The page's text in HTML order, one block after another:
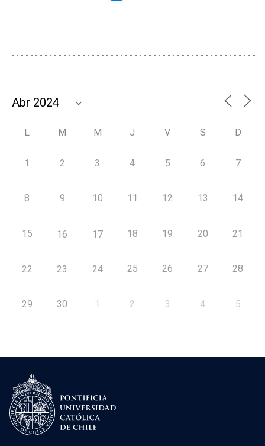
L M M J V S D
1 2 3 4 5 6 7
8 9 10 11 12 13 14
15 16 17 18 19 20 21
22 23 24 25 26 27 28
29 30 1 2 3 4 5